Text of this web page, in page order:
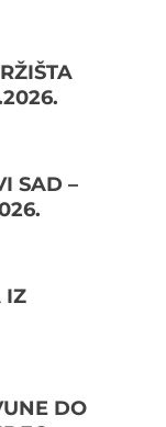
SAD –
IZ
DO